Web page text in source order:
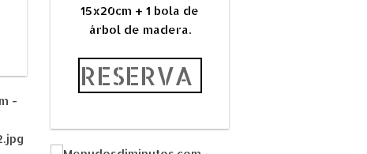
15x20cm + 1 bola de
árbol de madera.
RESERVA